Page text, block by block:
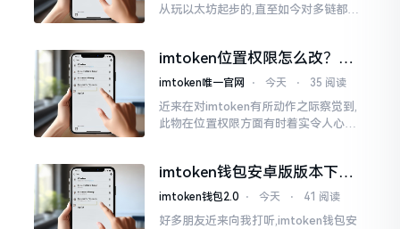
从玩以太坊起步的,直至如今对多链都有
imtoken位置权限怎么改？手
把手教你搞定
imtoken唯一官网 ⋅ 今天 ⋅ 35 阅读
近来在对imtoken有所动作之际察觉到,
此物在位置权限方面有时着实令人心生
的模样
imtoken钱包安卓版版本下载
安装教程
imtoken钱包2.0 ⋅ 今天 ⋅ 41 阅读
好多朋友近来向我打听,imtoken钱包安